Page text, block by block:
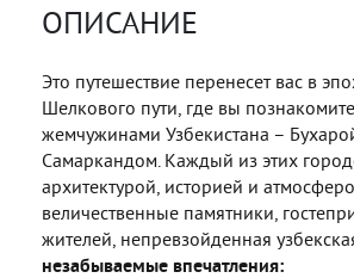
ОПИСАНИЕ
Это путешествие перенесет вас в
Шелкового пути, где вы
жемчужинами Узбекистана –
Самаркандом. Каждый из этих
архитектурой, историей и
величественные памятники,
жителей, непревзойденная
незабываемые впечатления: